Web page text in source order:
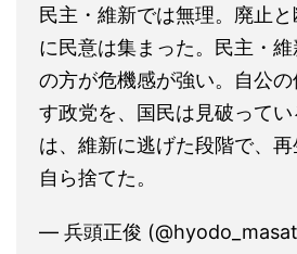
民主・維新では無理。廃止
に民意は集まった。民主・
の方が危機感が強い。自公
す政党を、国民は見破って
は、維新に逃げた段階で、
自ら捨てた。
— 兵頭正俊